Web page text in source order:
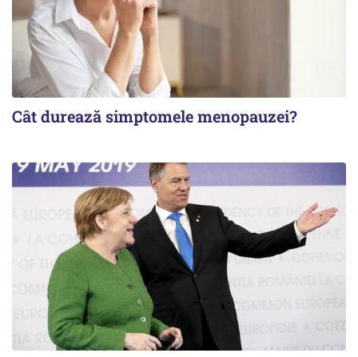
Cât durează simptomele menopauzei?